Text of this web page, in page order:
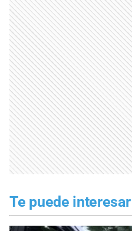
Te puede interesar